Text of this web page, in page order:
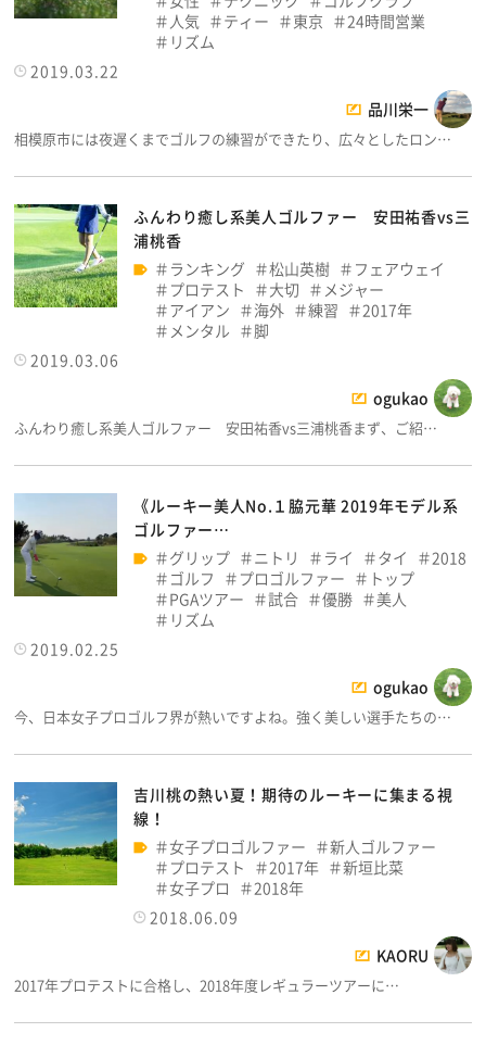
人気
ティー 東京
24時間営業
リズム
2019.03.22
品川栄一
相模原市には夜遅くまでゴルフの練習ができたり、広々としたロン…
ふんわり癒し系美人ゴルファー 安田祐香vs三
浦桃香
ランキング
松山英樹
フェアウェイ
プロテスト
大切
メジャー
アイアン
海外 練習
2017年
メンタル
脚
2019.03.06
ogukao
ふんわり癒し系美人ゴルファー 安田祐香vs三浦桃香まず、ご紹…
《ルーキー美人No.１脇元華 2019年モデル系
ゴルファー…
グリップ
ニトリ ライ タイ
2018
ゴルフ
プロゴルファー
トップ
PGAツアー
試合 優勝
美人
リズム
2019.02.25
ogukao
今、日本女子プロゴルフ界が熱いですよね。強く美しい選手たちの…
吉川桃の熱い夏！期待のルーキーに集まる視
線！
女子プロゴルファー
新人ゴルファー
プロテスト
2017年
新垣比菜
女子プロ
2018年
2018.06.09
KAORU
2017年プロテストに合格し、2018年度レギュラーツアーに…